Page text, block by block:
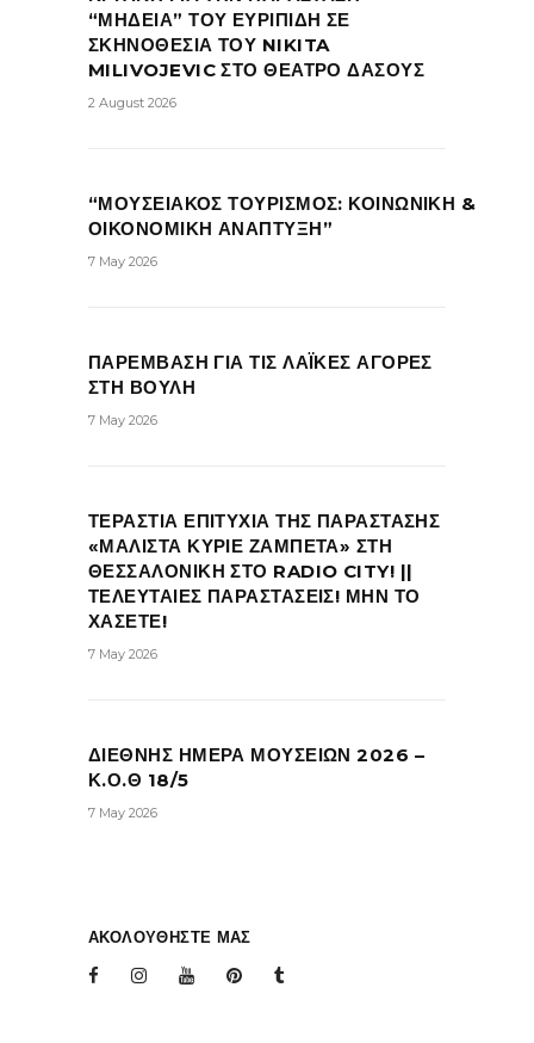
“ΜΗΔΕΙΑ” ΤΟΥ ΕΥΡΙΠΙΔΗ ΣΕ
ΣΚΗΝΟΘΕΣΙΑ ΤΟΥ NIKITA
MILIVOJEVIC ΣΤΟ ΘΕΑΤΡΟ ΔΑΣΟΥΣ
2 August 2026
“ΜΟΥΣΕΙΑΚΟΣ ΤΟΥΡΙΣΜΟΣ: ΚΟΙΝΩΝΙΚΗ &
ΟΙΚΟΝΟΜΙΚΗ ΑΝΑΠΤΥΞΗ”
7 May 2026
ΠΑΡΕΜΒΑΣΗ ΓΙΑ ΤΙΣ ΛΑΪΚΕΣ ΑΓΟΡΕΣ
ΣΤΗ ΒΟΥΛΗ
7 May 2026
ΤΕΡΑΣΤΙΑ ΕΠΙΤΥΧΙΑ ΤΗΣ ΠΑΡΑΣΤΑΣΗΣ
«ΜΑΛΙΣΤΑ ΚΥΡΙΕ ΖΑΜΠΕΤΑ» ΣΤΗ
ΘΕΣΣΑΛΟΝΙΚΗ ΣΤΟ RADIO CITY! ||
ΤΕΛΕΥΤΑΙΕΣ ΠΑΡΑΣΤΑΣΕΙΣ! ΜΗΝ ΤΟ
ΧΑΣΕΤΕ!
7 May 2026
ΔΙΕΘΝΗΣ ΗΜΕΡΑ ΜΟΥΣΕΙΩΝ 2026 –
Κ.Ο.Θ 18/5
7 May 2026
ΑΚΟΛΟΥΘΗΣΤΕ ΜΑΣ